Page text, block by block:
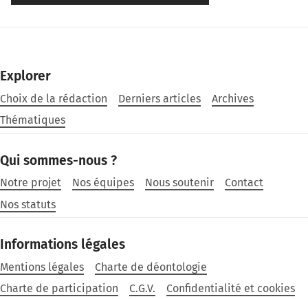
Explorer
Choix de la rédaction Derniers articles
Archives
Thématiques
Qui sommes-nous ?
Notre projet Nos équipes Nous soutenir
Contact
Nos statuts
Informations légales
Mentions légales
Charte de déontologie
Charte de participation
C.G.V. Confidentialité et cookies